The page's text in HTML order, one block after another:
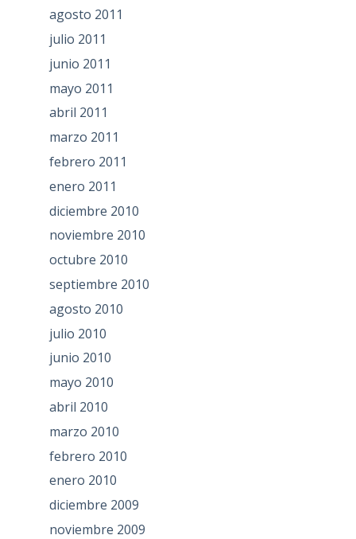
agosto 2011
julio 2011
junio 2011
mayo 2011
abril 2011
marzo 2011
febrero 2011
enero 2011
diciembre 2010
noviembre 2010
octubre 2010
septiembre 2010
agosto 2010
julio 2010
junio 2010
mayo 2010
abril 2010
marzo 2010
febrero 2010
enero 2010
diciembre 2009
noviembre 2009